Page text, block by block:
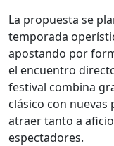
La propuesta se
temporada
apostando por
el encuentro
festival combina
clásico con nuevas
atraer tanto a
espectadores.